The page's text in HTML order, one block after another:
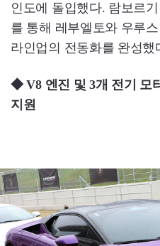
인도에 돌입했다. 람보르
를 통해 레부엘토와 우루
라인업의 전동화를 완성했
◆ V8 엔진 및 3개 전기 모
지원